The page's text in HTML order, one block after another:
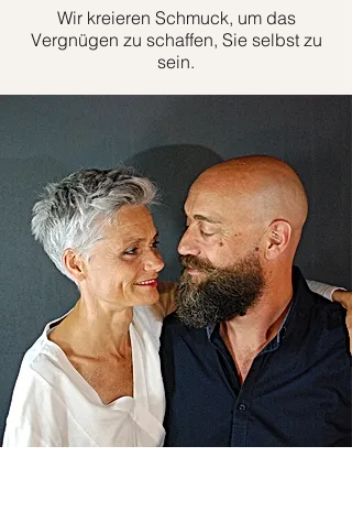
Wir kreieren Schmuck, um das
Vergnügen zu schaffen, Sie selbst zu
sein.